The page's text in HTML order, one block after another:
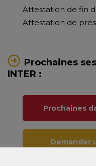
Attestation de fin
Attestation de
Prochaines
INTER :
Prochaines
Demander